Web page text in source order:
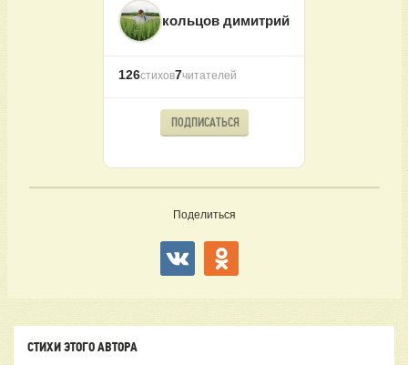
кольцов димитрий
126стихов7читателей
ПОДПИСАТЬСЯ
Поделиться
СТИХИ ЭТОГО АВТОРА